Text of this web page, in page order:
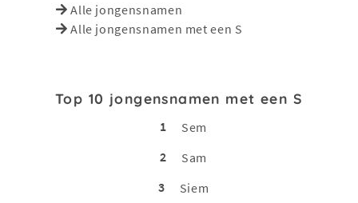
Alle jongensnamen
Alle jongensnamen met een S
Top 10 jongensnamen met een S
1
Sem
2
Sam
3
Siem